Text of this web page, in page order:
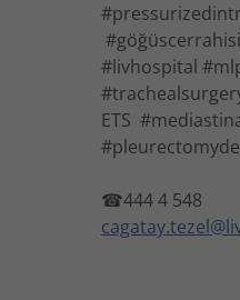
#livhospital
ETS
☎444 4 548